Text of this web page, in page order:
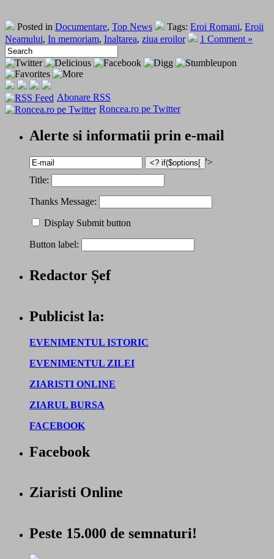
Posted in Documentare, Top News Tags: Eroi Romani, Eroii
Neamului, In memoriam, Inaltarea, ziua eroilor 1 Comment »
Abonare RSS
Roncea.ro pe Twitter
Alerte si informatii prin e-mail
'>
Title:
Thanks Message:
Display Submit button
Button label:
Redactor Șef
Publicist la:
EVENIMENTUL ISTORIC
EVENIMENTUL ZILEI
ZIARISTI ONLINE
ZIARUL BURSA
FACEBOOK
Facebook
Ziaristi Online
Peste 15.000 de semnaturi!